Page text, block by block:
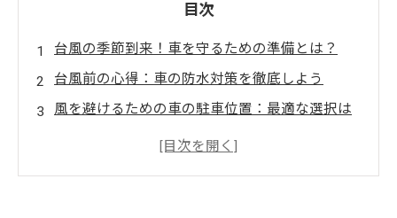
目次
台風の季節到来！車を守るための準備とは？
台風前の心得：車の防水対策を徹底しよう
風を避けるための車の駐車位置：最適な選択は